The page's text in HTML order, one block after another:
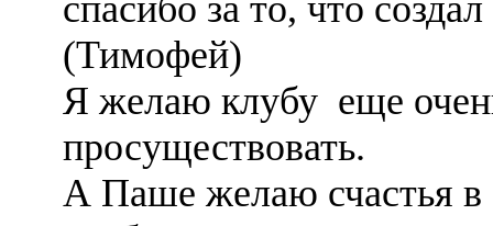
(Тимофей)
Я желаю клубу еще
просуществовать.
А Паше желаю счастья в